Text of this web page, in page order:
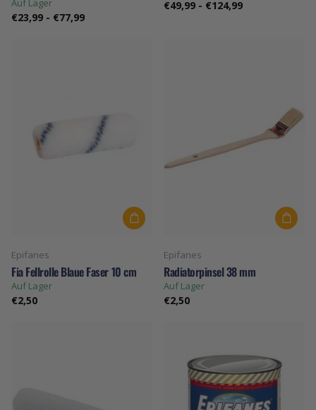
Auf Lager
€23,99 - €77,99
€49,99 - €124,99
Epifanes
Fia Fellrolle Blaue Faser 10 cm
Auf Lager
€2,50
Epifanes
Radiatorpinsel 38 mm
Auf Lager
€2,50